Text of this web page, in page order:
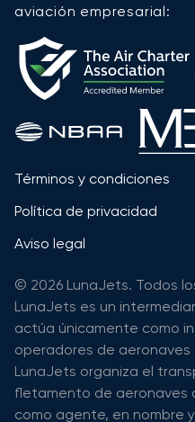
aviación empresarial:
Términos y condiciones
Política de privacidad
Aviso legal
© 2026 LunaJets. Todos
LunaJets es un
actúa únicamente como
operadores de
LunaJets organiza el
fletamento de aeronaves
como agente, en nombre